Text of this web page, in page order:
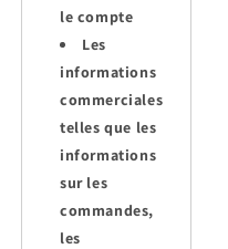
le compte
Les
informations
commerciales
telles que les
informations
sur les
commandes,
les